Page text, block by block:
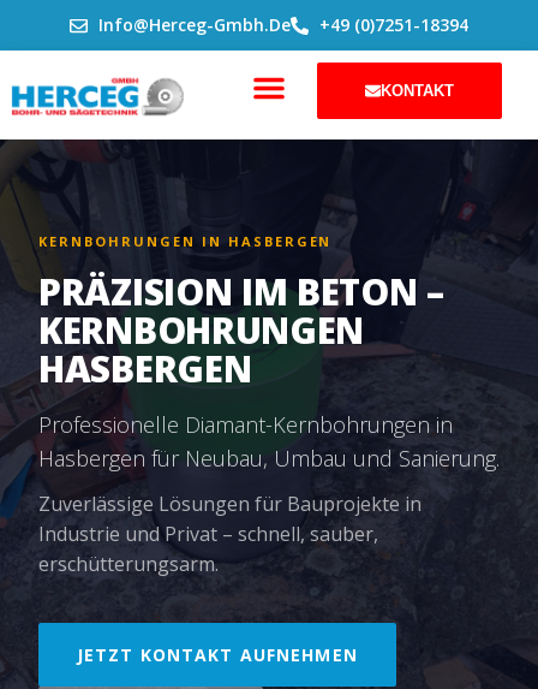
Info@herceg-Gmbh.de +49 (0)7251-18394
KONTAKT
KERNBOHRUNGEN IN HASBERGEN
PRÄZISION IM BETON –
KERNBOHRUNGEN
HASBERGEN
Professionelle Diamant-Kernbohrungen in
Hasbergen für Neubau, Umbau und Sanierung.
Zuverlässige Lösungen für Bauprojekte in
Industrie und Privat – schnell, sauber,
erschütterungsarm.
JETZT KONTAKT AUFNEHMEN